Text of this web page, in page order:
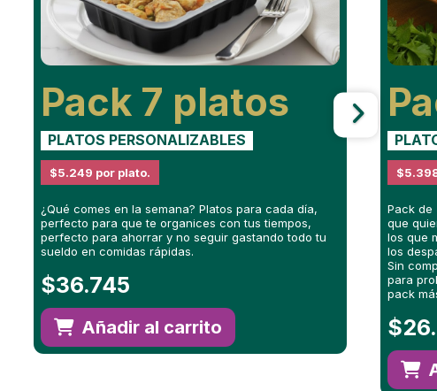
Pack 7 platos
PLATOS PERSONALIZABLES
$5.249 por plato.
¿Qué comes en la semana? Platos para cada día,
perfecto para que te organices con tus tiempos,
perfecto para ahorrar y no seguir gastando todo tu
sueldo en comidas rápidas.
$36.745
Añadir al carrito
Pack
que
los que
los
Sin
para
pack
$